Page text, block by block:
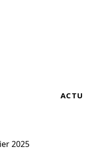
ACTU
2025